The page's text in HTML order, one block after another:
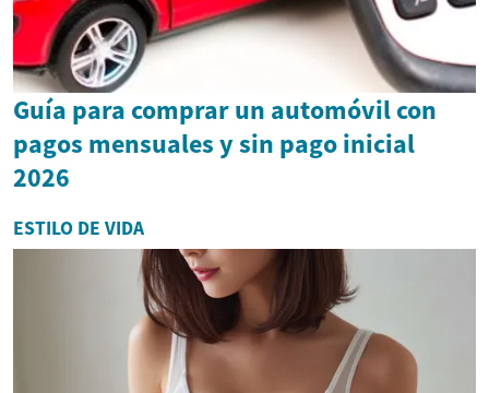
Guía para comprar un automóvil con
pagos mensuales y sin pago inicial
2026
ESTILO DE VIDA